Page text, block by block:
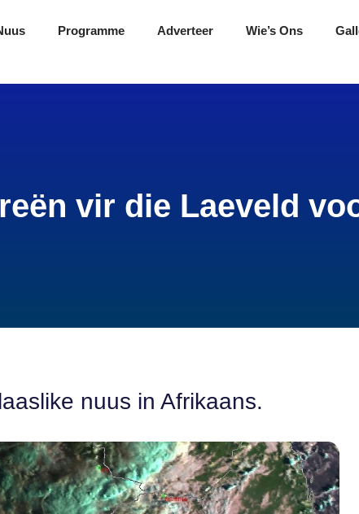
Programme Adverteer Wie’s Ons
vir die Laeveld
nuus in Afrikaans.